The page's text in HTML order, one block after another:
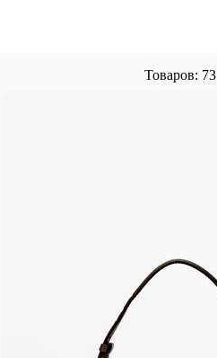
Товаров: 73